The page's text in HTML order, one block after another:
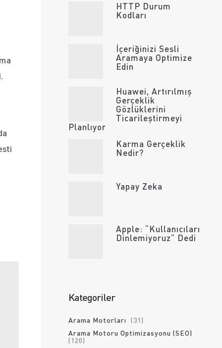
HTTP Durum
Kodları
İçeriğinizi Sesli
Aramaya Optimize
Edin
Huawei, Artırılmış
Gerçeklik
Gözlüklerini
Ticarileştirmeyi
Planlıyor
Karma Gerçeklik
Nedir?
Yapay Zeka
Apple: “Kullanıcıları
Dinlemiyoruz” Dedi
Kategoriler
Arama Motorları
(31)
Arama Motoru Optimizasyonu (SEO)
(120)